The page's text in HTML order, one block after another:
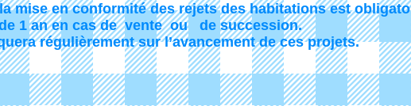
mise en conformité des rejets des habitations est
1 an en cas de vente ou de succession.
régulièrement sur l’avancement de ces projets.